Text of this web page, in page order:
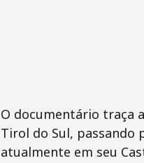
O documentário traça
Tirol do Sul, passando
atualmente em seu